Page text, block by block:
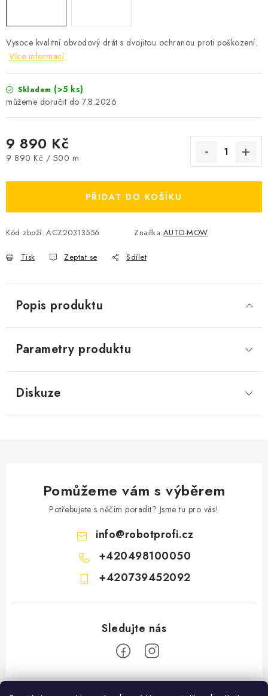
Vysoce kvalitní obvodový drát s dvojitou ochranou proti poškození.
Více informací
Skladem (>5 ks)
7.8.2026
9 890 Kč
Měrná cena:
9 890 Kč / 500 m
PŘIDAT DO KOŠÍKU
Kód zboží: ACZ20313556 Značka:AUTO-MOW
Tisk Zeptat se Sdílet
Popis produktu
Parametry produktu
Diskuze
Pomůžeme vám s výběrem
Potřebujete s něčím poradit? Jsme tu pro vás!
info@robotprofi.cz
+420498100050
+420739452092
Z